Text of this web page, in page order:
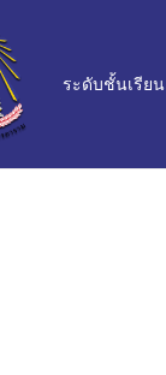
ระดับชั้นเรียน